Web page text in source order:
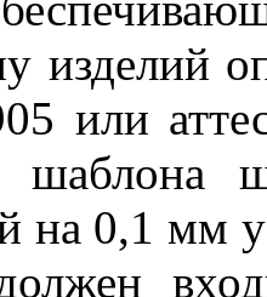
изделий
или
шаблона
на 0,1 мм